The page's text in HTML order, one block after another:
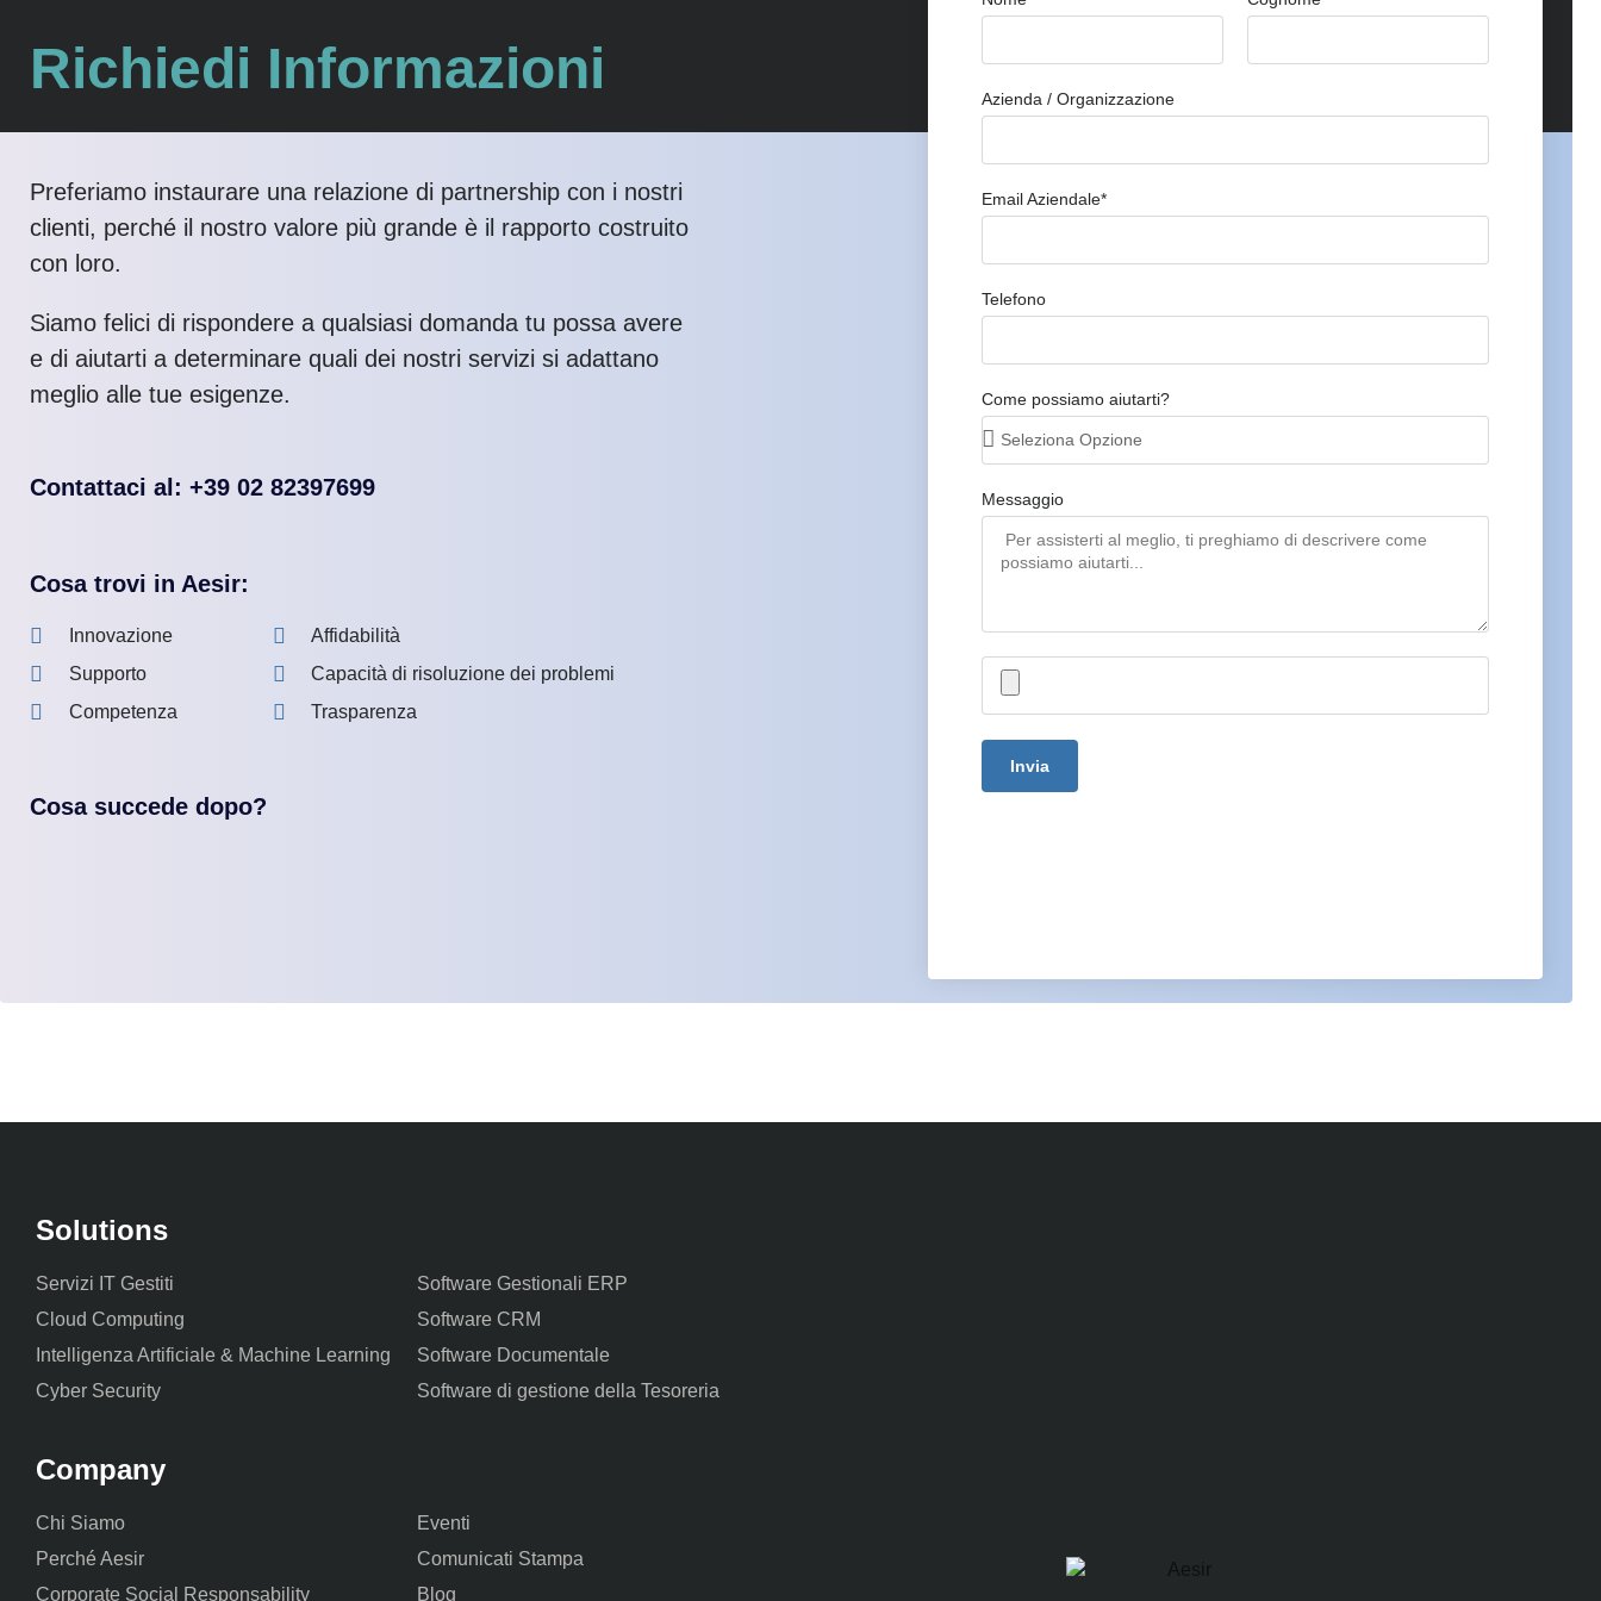
Richiedi Informazioni
Preferiamo instaurare una relazione di partnership con i nostri
clienti, perché il nostro valore più grande è il rapporto costruito
con loro.
Siamo felici di rispondere a qualsiasi domanda tu possa avere
e di aiutarti a determinare quali dei nostri servizi si adattano
meglio alle tue esigenze.
Contattaci al: +39 02 82397699
Cosa trovi in Aesir:
Innovazione
Supporto
Competenza
Affidabilità
Capacità di risoluzione dei problemi
Trasparenza
Cosa succede dopo?
Azienda / Organizzazione
Email Aziendale*
Telefono
Come possiamo aiutarti?
Messaggio
Invia
Solutions
Servizi IT Gestiti
Cloud Computing
Intelligenza Artificiale & Machine Learning
Cyber Security
Software Gestionali ERP
Software CRM
Software Documentale
Software di gestione della Tesoreria
Company
Chi Siamo
Perché Aesir
Corporate Social Responsability
Eventi
Comunicati Stampa
Blog